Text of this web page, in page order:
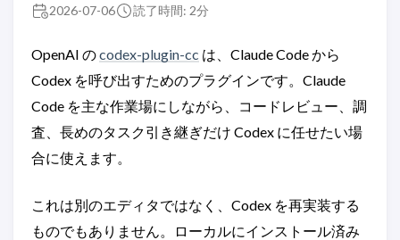
2026-07-06 読了時間: 2分
OpenAI のcodex-plugin-cc は、Claude Code から
Codex を呼び出すためのプラグインです。Claude
Code を主な作業場にしながら、コードレビュー、調
査、長めのタスク引き継ぎだけ Codex に任せたい場
合に使えます。
これは別のエディタではなく、Codex を再実装する
ものでもありません。ローカルにインストール済み